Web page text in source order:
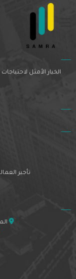
Nothing Found
searching can help.
الخيار الأمثل
تأجير